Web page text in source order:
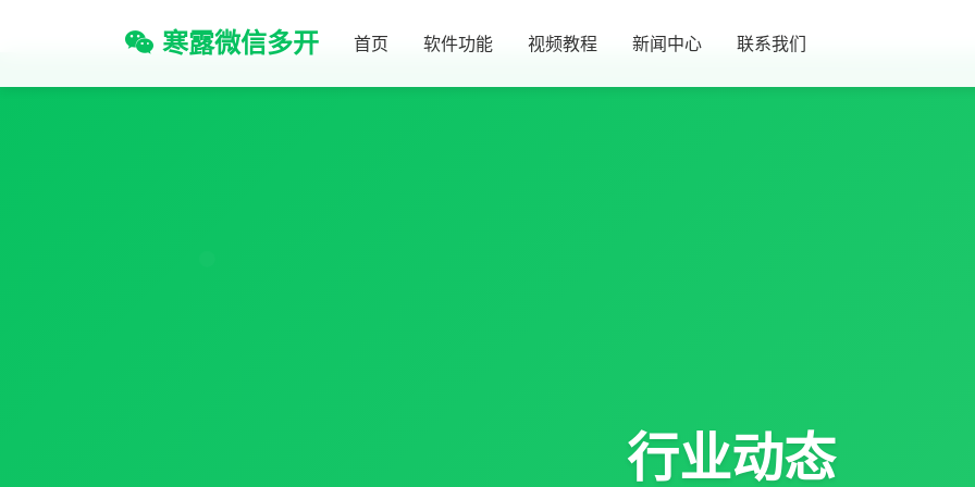
寒露微信多开 首页 软件功能 视频教程 新闻中心 联系我们
行业动态